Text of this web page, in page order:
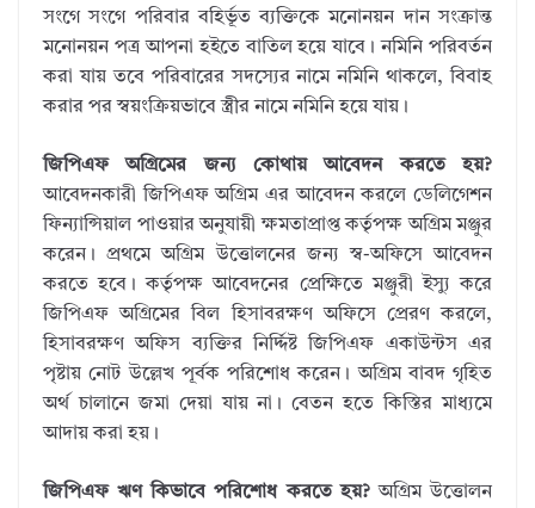
সংগে সংগে পরিবার বহির্ভূত ব্যক্তিকে মনোনয়ন দান সংক্রান্ত
মনোনয়ন পত্র আপনা হইতে বাতিল হয়ে যাবে। নমিনি পরিবর্তন
করা যায় তবে পরিবারের সদস্যের নামে নমিনি থাকলে, বিবাহ
করার পর স্বয়ংক্রিয়ভাবে স্ত্রীর নামে নমিনি হয়ে যায়।
জিপিএফ অগ্রিমের জন্য কোথায় আবেদন করতে হয়?
আবেদনকারী জিপিএফ অগ্রিম এর আবেদন করলে ডেলিগেশন
ফিন্যান্সিয়াল পাওয়ার অনুযায়ী ক্ষমতাপ্রাপ্ত কর্তৃপক্ষ অগ্রিম মঞ্জুর
করেন। প্রথমে অগ্রিম উত্তোলনের জন্য স্ব-অফিসে আবেদন
করতে হবে। কর্তৃপক্ষ আবেদনের প্রেক্ষিতে মঞ্জুরী ইস্যু করে
জিপিএফ অগ্রিমের বিল হিসাবরক্ষণ অফিসে প্রেরণ করলে,
হিসাবরক্ষণ অফিস ব্যক্তির নির্দ্দিষ্ট জিপিএফ একাউন্টস এর
পৃষ্টায় নোট উল্লেখ পূর্বক পরিশোধ করেন। অগ্রিম বাবদ গৃহিত
অর্থ চালানে জমা দেয়া যায় না। বেতন হতে কিস্তির মাধ্যমে
আদায় করা হয়।
জিপিএফ ঋণ কিভাবে পরিশোধ করতে হয়?অগ্রিম উত্তোলন